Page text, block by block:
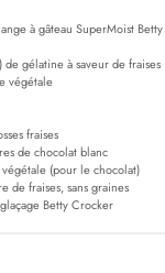
à gâteau SuperMoist
gélatine à saveur de fraises
végétale
fraises
de chocolat blanc
(pour le chocolat)
de fraises, sans graines
Betty Crocker